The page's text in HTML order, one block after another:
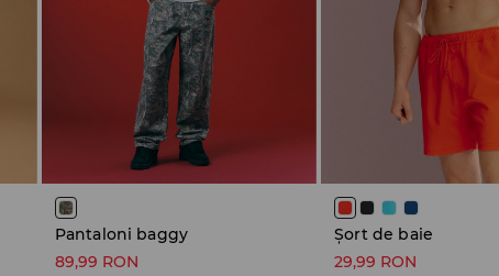
Pantaloni baggy
89,99 RON
Șort de baie
29,99 RON